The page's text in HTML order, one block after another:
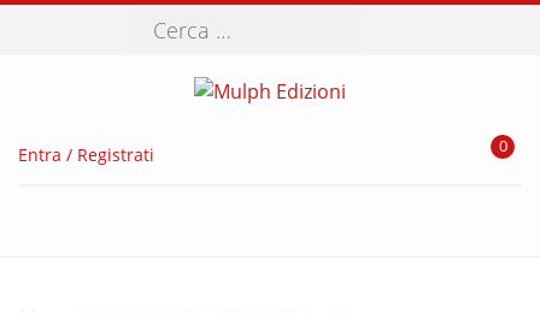
Entra / Registrati 0